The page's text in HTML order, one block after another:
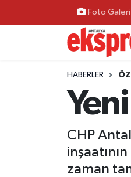
Foto Galeri
HABERLER
CHP
zaman
ÖZEL HABER
GÜNDEM
YEREL GÜNDEM
EKONOMİ
Nöbetçi Eczaneler
Hava Durumu
Trafik Durumu
Süper Lig Puan